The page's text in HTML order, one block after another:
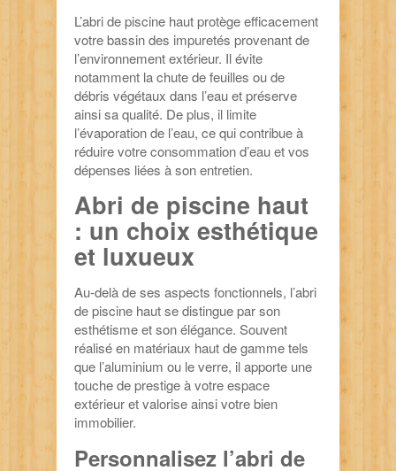
L’abri de piscine haut protège efficacement
votre bassin des impuretés provenant de
l’environnement extérieur. Il évite
notamment la chute de feuilles ou de
débris végétaux dans l’eau et préserve
ainsi sa qualité. De plus, il limite
l’évaporation de l’eau, ce qui contribue à
réduire votre consommation d’eau et vos
dépenses liées à son entretien.
Abri de piscine haut
: un choix esthétique
et luxueux
Au-delà de ses aspects fonctionnels, l’abri
de piscine haut se distingue par son
esthétisme et son élégance. Souvent
réalisé en matériaux haut de gamme tels
que l’aluminium ou le verre, il apporte une
touche de prestige à votre espace
extérieur et valorise ainsi votre bien
immobilier.
Personnalisez l’abri de